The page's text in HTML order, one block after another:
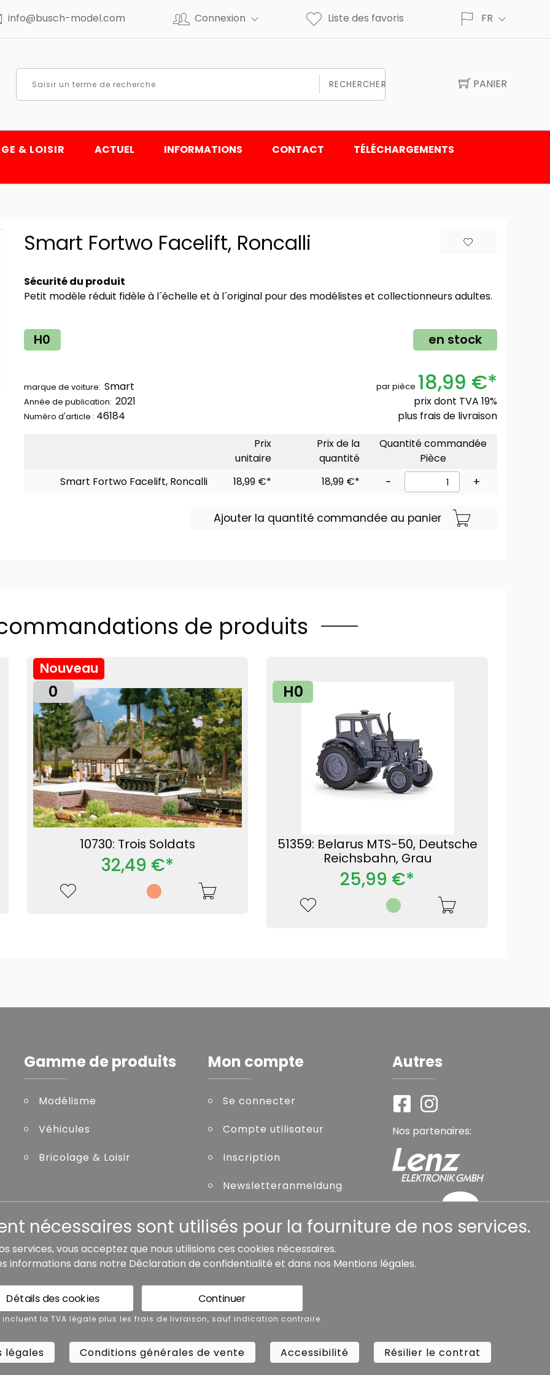
info@busch-model.com Connexion Liste des favoris FR
RECHERCHER PANIER
& LOISIR ACTUEL INFORMATIONS CONTACT TÉLÉCHARGEMENTS
Smart Fortwo Facelift, Roncalli
Sécurité du produit
Petit modèle réduit fidèle à l´échelle et à l´original pour des modélistes et collectionneurs adultes.
H0 en stock
marque de voiture: Smart
Année de publication: 2021
Numéro d'article : 46184
par pièce 18,99 €*
prix dont TVA 19%
plus frais de livraison
Prix
unitaire
Prix de la
quantité
Quantité commandée
Pièce
Smart Fortwo Facelift, Roncalli
18,99 €* 18,99 €* - +
Ajouter la quantité commandée au panier
de produits
0
10730: Trois Soldats
Nouveau
32,49 €*
H0
51359: Belarus MTS-50, Deutsche
Reichsbahn, Grau
25,99 €*
Gamme de produits
Modélisme
Véhicules
Bricolage & Loisir
Mon compte
Se connecter
Compte utilisateur
Inscription
Newsletteranmeldung
Autres
Nos partenaires:
livraison, sauf indication contraire.
légales Conditions générales de vente Accessibilité
Copyright ©Busch.
All Rights Reserved.
nécessaires sont utilisés pour la fourniture de nos services.
services, vous acceptez que nous utilisions ces cookies nécessaires.
informations dans notre Déclaration de confidentialité et dans nos Mentions légales.
Détails des cookies Continuer
incluent la TVA légale plus les frais de livraison, sauf indication contraire.
légales Conditions générales de vente Accessibilité Résilier le contrat